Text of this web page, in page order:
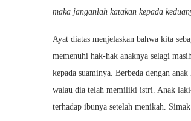
maka janganlah katakan kepada
Ayat diatas menjelaskan bahwa kita
memenuhi hak-hak anaknya selagi
kepada suaminya. Berbeda dengan
walau dia telah memiliki istri. Anak
terhadap ibunya setelah menikah.